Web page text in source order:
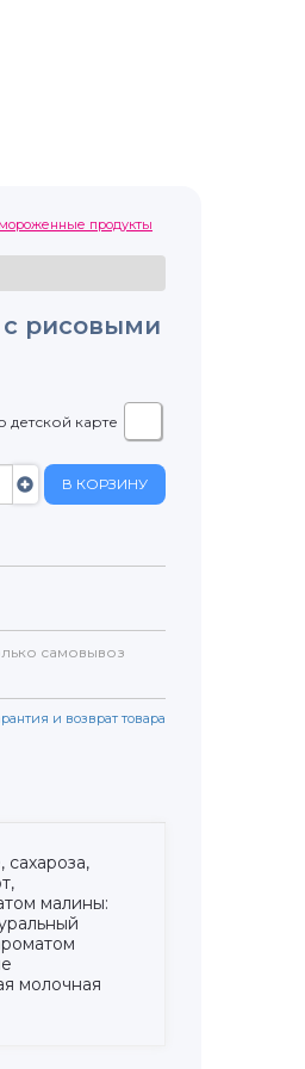
продукты
рисовыми
детской карте
В КОРЗИНУ
самовывоз
и возврат товара
малины:
молочная